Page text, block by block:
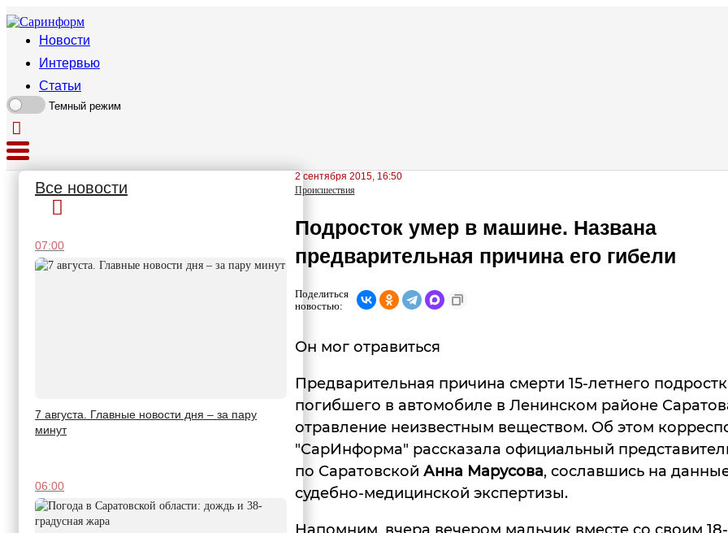
Новости
Интервью
Статьи
Темный режим
Все новости
07:00
7 августа. Главные новости дня – за пару
минут
06:00
2 сентября 2015, 16:50
Происшествия
Подросток умер в машине. Названа
предварительная причина его гибели
Поделиться
новостью:
Он мог отравиться
Предварительная причина смерти 15-летнего
погибшего в автомобиле в Ленинском районе
отравление неизвестным веществом. Об этом
"СарИнформа" рассказала официальный
по Саратовской Анна Марусова, сославшись на
судебно-медицинской экспертизы.
Напомним, вчера вечером мальчик вместе со своим